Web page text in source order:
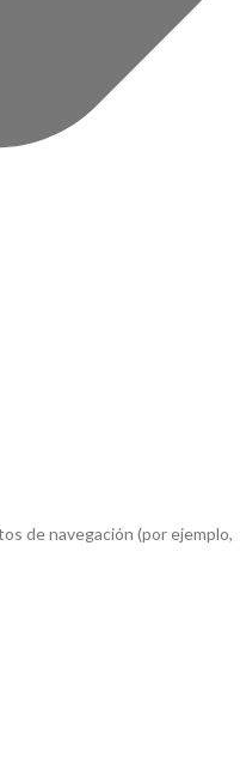
de navegación (por ejemplo,